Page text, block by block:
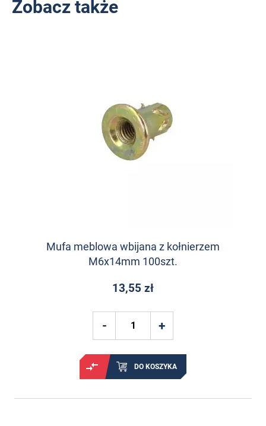
Zobacz także
Mufa meblowa wbijana z kołnierzem
M6x14mm 100szt.
13,55 zł
DO KOSZYKA